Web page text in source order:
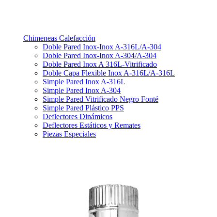
Chimeneas Calefacción
Doble Pared Inox-Inox A-316L/A-304
Doble Pared Inox-Inox A-304/A-304
Doble Pared Inox A 316L-Vitrificado
Doble Capa Flexible Inox A-316L/A-316L
Simple Pared Inox A-316L
Simple Pared Inox A-304
Simple Pared Vitrificado Negro Fonté
Simple Pared Plástico PPS
Deflectores Dinámicos
Deflectores Estáticos y Remates
Piezas Especiales